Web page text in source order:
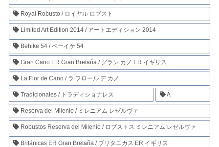
Royal Robusto / ロイヤル ロブスト
Limited Art Edition 2014 / アートエディション 2014
Behike 54 / ベーイケ 54
Gran Cano ER Gran Bretaña / グラン カノ ER イギリス
La Flor de Cano / ラ フロール デ カノ
Tradicionales / トラディショナレス A
Reserva del Milenio / ミレニアム レゼルヴァ
Robustos Reserva del Milenio / ロブストス ミレニアム レゼルヴァ
Británicas ER Gran Bretaña / ブリタニカス ER イギリス